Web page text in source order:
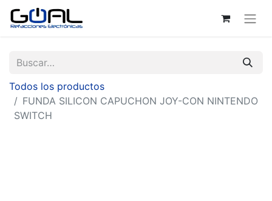
Todos los productos
FUNDA SILICON CAPUCHON JOY-CON NINTENDO
SWITCH